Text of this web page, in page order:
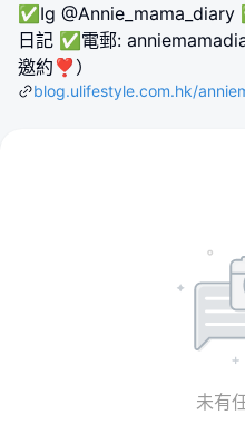
✅Ig @Annie_mama_diary
日記 ✅電郵:
邀約❣️）
blog.ulifestyle.com.hk/
未有